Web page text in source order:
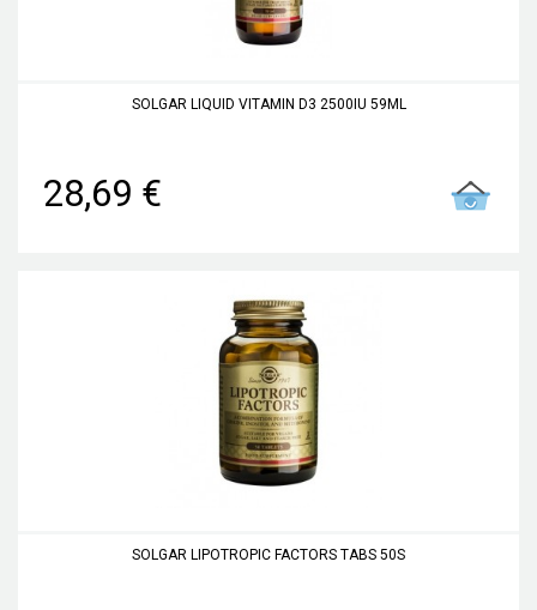
SOLGAR LIQUID VITAMIN D3 2500IU 59ML
28,69 €
SOLGAR LIPOTROPIC FACTORS TABS 50S